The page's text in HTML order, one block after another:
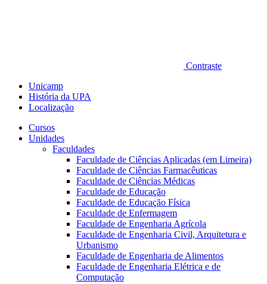
Contraste
Unicamp
História da UPA
Localização
Cursos
Unidades
Faculdades
Faculdade de Ciências Aplicadas (em Limeira)
Faculdade de Ciências Farmacêuticas
Faculdade de Ciências Médicas
Faculdade de Educação
Faculdade de Educação Física
Faculdade de Enfermagem
Faculdade de Engenharia Agrícola
Faculdade de Engenharia Civil, Arquitetura e
Urbanismo
Faculdade de Engenharia de Alimentos
Faculdade de Engenharia Elétrica e de
Computação